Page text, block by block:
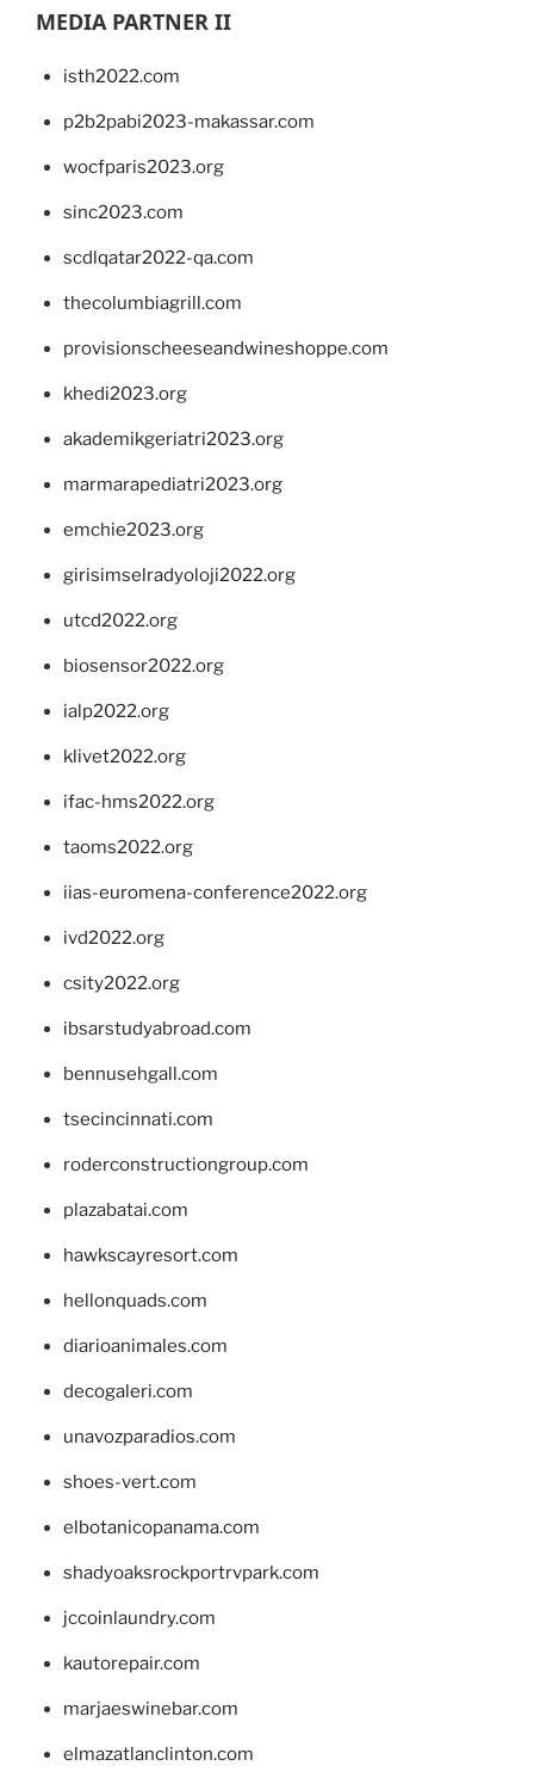
MEDIA PARTNER II
isth2022.com
p2b2pabi2023-makassar.com
wocfparis2023.org
sinc2023.com
scdlqatar2022-qa.com
thecolumbiagrill.com
provisionscheeseandwineshoppe.com
khedi2023.org
akademikgeriatri2023.org
marmarapediatri2023.org
emchie2023.org
girisimselradyoloji2022.org
utcd2022.org
biosensor2022.org
ialp2022.org
klivet2022.org
ifac-hms2022.org
taoms2022.org
iias-euromena-conference2022.org
ivd2022.org
csity2022.org
ibsarstudyabroad.com
bennusehgall.com
tsecincinnati.com
roderconstructiongroup.com
plazabatai.com
hawkscayresort.com
hellonquads.com
diarioanimales.com
decogaleri.com
unavozparadios.com
shoes-vert.com
elbotanicopanama.com
shadyoaksrockportrvpark.com
jccoinlaundry.com
kautorepair.com
marjaeswinebar.com
elmazatlanclinton.com